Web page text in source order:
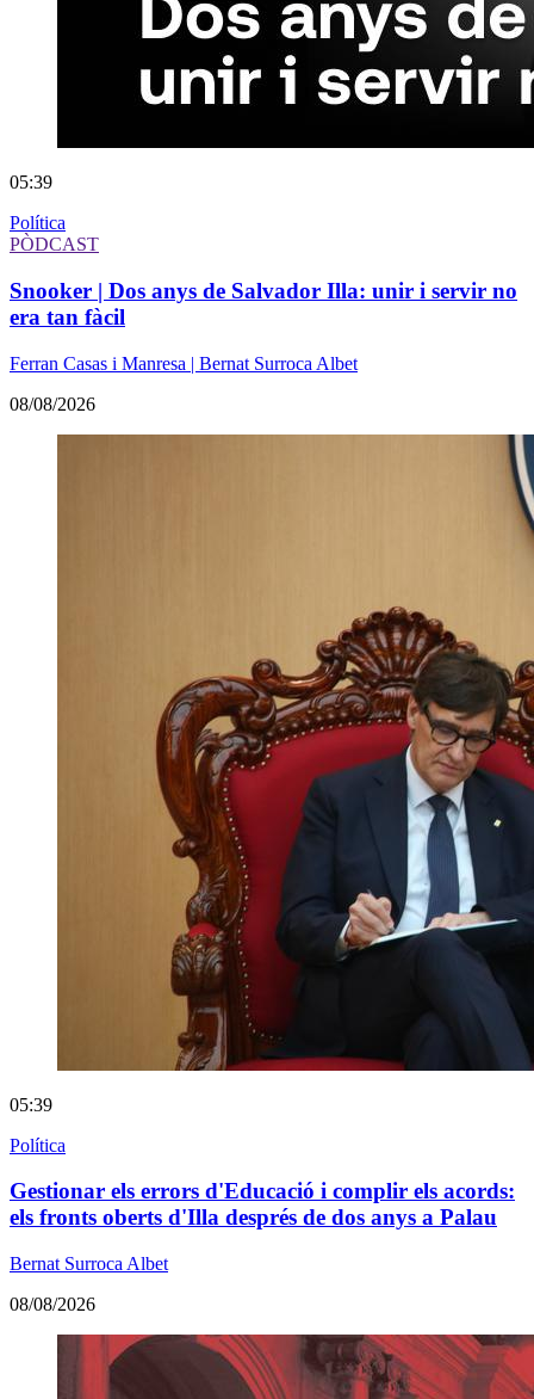
05:39
Política
PÒDCAST
Snooker | Dos anys de Salvador Illa: unir i servir no
era tan fàcil
Ferran Casas i Manresa | Bernat Surroca Albet
08/08/2026
05:39
Política
Gestionar els errors d'Educació i complir els acords:
els fronts oberts d'Illa després de dos anys a Palau
Bernat Surroca Albet
08/08/2026